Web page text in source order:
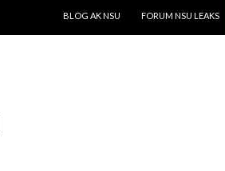
BLOG AK NSU
FORUM NSU LEAKS